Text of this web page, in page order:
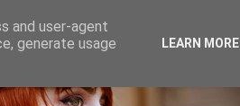
and user-agent
generate usage
LEARN MORE